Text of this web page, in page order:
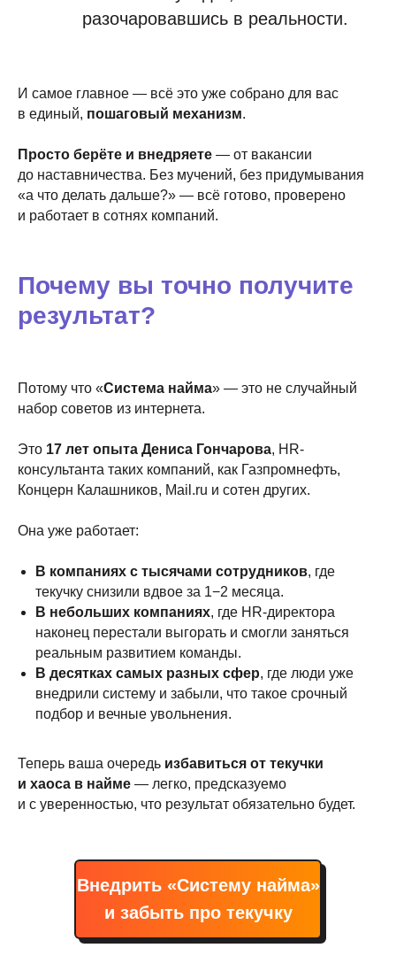
разочаровавшись в реальности.
И самое главное — всё это уже собрано для вас
в единый, пошаговый механизм.
Просто берёте и внедряете — от вакансии
до наставничества. Без мучений, без придумывания
«а что делать дальше?» — всё готово, проверено
и работает в сотнях компаний.
Почему вы точно получите
результат?
Потому что «Система найма» — это не случайный
набор советов из интернета.
Это 17 лет опыта Дениса Гончарова, HR-
консультанта таких компаний, как Газпромнефть,
Концерн Калашников, Mail.ru и сотен других.
Она уже работает:
В компаниях с тысячами сотрудников, где
текучку снизили вдвое за 1−2 месяца.
В небольших компаниях, где HR-директора
наконец перестали выгорать и смогли заняться
реальным развитием команды.
В десятках самых разных сфер, где люди уже
внедрили систему и забыли, что такое срочный
подбор и вечные увольнения.
Теперь ваша очередь избавиться от текучки
и хаоса в найме — легко, предсказуемо
и с уверенностью, что результат обязательно будет.
Внедрить «Систему найма»
и забыть про текучку